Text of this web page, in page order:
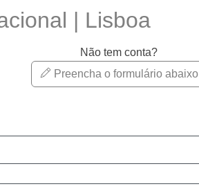
| Lisboa
Não tem conta?
Preencha o formulário abaixo